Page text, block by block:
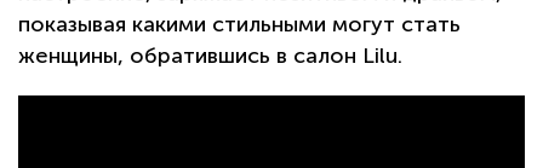
показывая какими стильными могут стать
женщины, обратившись в салон Lilu.